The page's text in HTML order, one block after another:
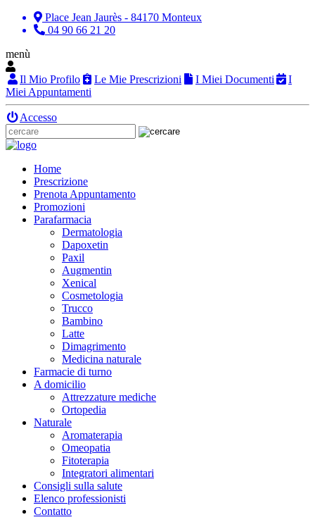
Place Jean Jaurès - 84170 Monteux
04 90 66 21 20
menù
Il Mio Profilo Le Mie Prescrizioni I Miei Documenti
I
Miei Appuntamenti
Accesso
Home
Prescrizione
Prenota Appuntamento
Promozioni
Parafarmacia
Dermatologia
Dapoxetin
Paxil
Augmentin
Xenical
Cosmetologia
Trucco
Bambino
Latte
Dimagrimento
Medicina naturale
Farmacie di turno
A domicilio
Attrezzature mediche
Ortopedia
Naturale
Aromaterapia
Omeopatia
Fitoterapia
Integratori alimentari
Consigli sulla salute
Elenco professionisti
Contatto